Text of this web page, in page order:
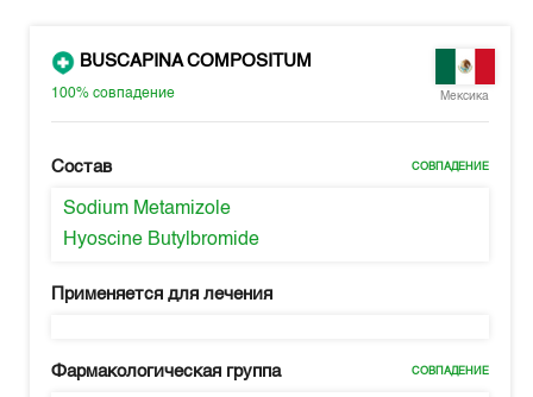
BUSCAPINA COMPOSITUM
100%совпадение Мексика
Состав СОВПАДЕНИЕ
Sodium Metamizole
Hyoscine Butylbromide
Применяется для лечения
Фармакологическая группа СОВПАДЕНИЕ